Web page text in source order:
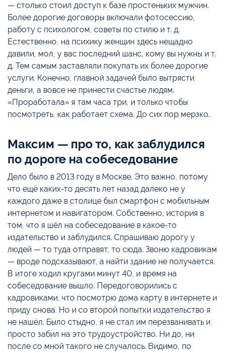
— столько стоил доступ к базе простеньких мужчин.
Более дорогие договоры включали фотосессию,
работу с психологом, советы по стилю и т. д.
Естественно, на психику женщин здесь нещадно
давили, мол, у вас последний шанс, кому вы нужны и т.
д. Тем самым заставляли покупать их более дорогие
услуги. Конечно, главной задачей было вытрясти
деньги, а вовсе не принести счастье людям.
«Проработала» я там часа три, и только чтобы
посмотреть, как работает схема. До сих пор мерзко.
Максим — про то, как заблудился
по дороге на собеседование
Дело было в 2013 году в Москве. Это важно, потому
что ещё каких-то десять лет назад далеко не у
каждого даже в столице был смартфон с мобильным
интернетом и навигатором. Собственно, история в
том, что я шёл на собеседование в какое-то
издательство и заблудился. Спрашиваю дорогу у
людей — то туда отправят, то сюда. Звоню кадровикам
— вроде подсказывают, а найти здание не получается.
В итоге ходил кругами минут 40, и время на
собеседование вышло. Передоговорились с
кадровиками, что посмотрю дома карту в интернете и
приду снова. Но и со второй попытки издательство я
не нашёл. Было стыдно, я не стал им перезванивать и
просто забил на это трудоустройство. Ни до, ни
после со мной такого не случалось. Видимо, по